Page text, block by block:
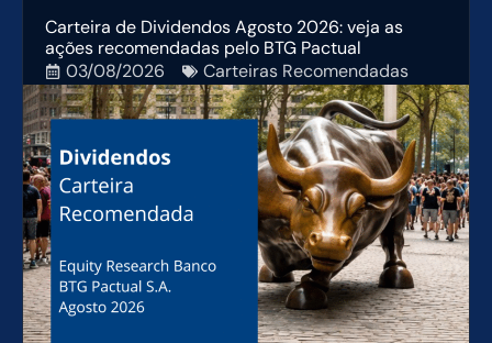
Carteira de Dividendos Agosto 2026: veja as
ações recomendadas pelo BTG Pactual
03/08/2026
Carteiras Recomendadas